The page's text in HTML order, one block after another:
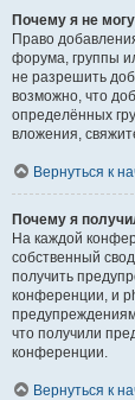
Почему я не
Право
форума, группы
не разрешить
возможно, что
определённых
вложения,
Вернуться к
Почему я
На каждой
собственный
получить
конференции, и
что получили
конференции.
Вернуться к